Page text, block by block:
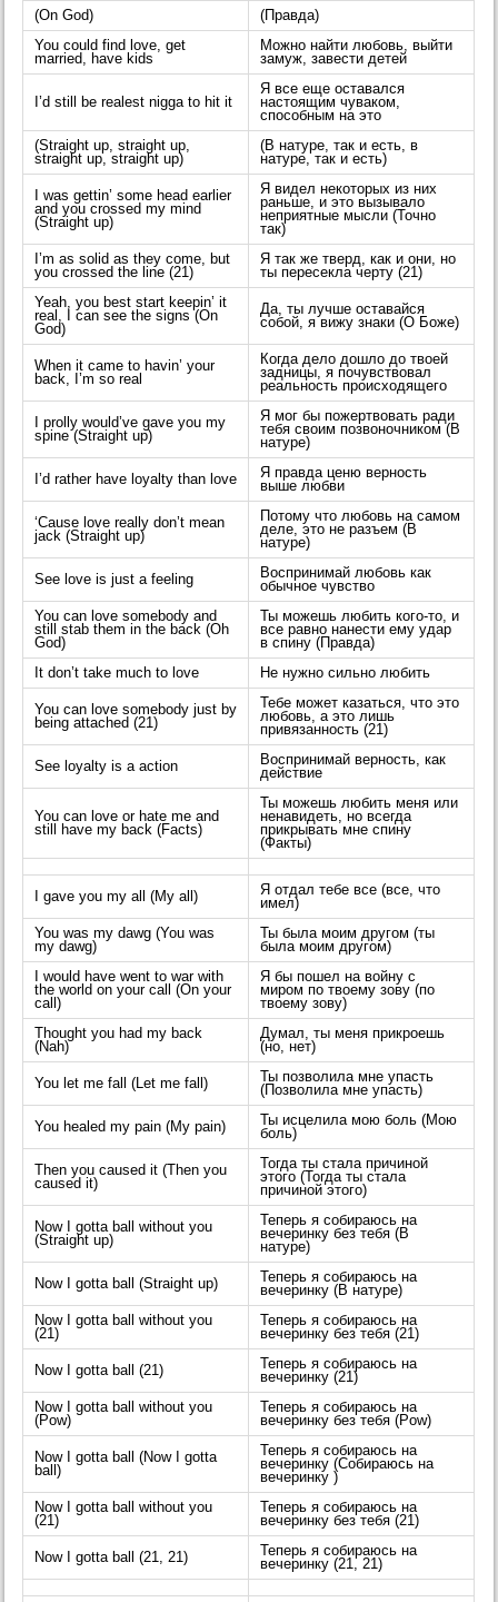
(On God)
(Правда)
You could find love, get
married, have kids
Можно найти любовь, выйти
замуж, завести детей
I’d still be realest nigga to hit it
Я все еще оставался
настоящим чуваком,
способным на это
(Straight up, straight up,
straight up, straight up)
(В натуре, так и есть, в
натуре, так и есть)
I was gettin’ some head earlier
and you crossed my mind
(Straight up)
Я видел некоторых из них
раньше, и это вызывало
неприятные мысли (Точно
так)
I’m as solid as they come, but
you crossed the line (21)
Я так же тверд, как и они, но
ты пересекла черту (21)
Yeah, you best start keepin’ it
real, I can see the signs (On
God)
Да, ты лучше оставайся
собой, я вижу знаки (О Боже)
When it came to havin’ your
back, I’m so real
Когда дело дошло до твоей
задницы, я почувствовал
реальность происходящего
I prolly would’ve gave you my
spine (Straight up)
Я мог бы пожертвовать ради
тебя своим позвоночником (В
натуре)
I’d rather have loyalty than love
Я правда ценю верность
выше любви
‘Cause love really don’t mean
jack (Straight up)
Потому что любовь на самом
деле, это не разъем (В
натуре)
See love is just a feeling
Воспринимай любовь как
обычное чувство
You can love somebody and
still stab them in the back (Oh
God)
Ты можешь любить кого-то, и
все равно нанести ему удар
в спину (Правда)
It don’t take much to love
Не нужно сильно любить
You can love somebody just by
being attached (21)
Тебе может казаться, что это
любовь, а это лишь
привязанность (21)
See loyalty is a action
Воспринимай верность, как
действие
You can love or hate me and
still have my back (Facts)
Ты можешь любить меня или
ненавидеть, но всегда
прикрывать мне спину
(Факты)
I gave you my all (My all)
Я отдал тебе все (все, что
имел)
You was my dawg (You was
my dawg)
Ты была моим другом (ты
была моим другом)
I would have went to war with
the world on your call (On your
call)
Я бы пошел на войну с
миром по твоему зову (по
твоему зову)
Thought you had my back
(Nah)
Думал, ты меня прикроешь
(но, нет)
You let me fall (Let me fall)
Ты позволила мне упасть
(Позволила мне упасть)
You healed my pain (My pain)
Ты исцелила мою боль (Мою
боль)
Then you caused it (Then you
caused it)
Тогда ты стала причиной
этого (Тогда ты стала
причиной этого)
Now I gotta ball without you
(Straight up)
Теперь я собираюсь на
вечеринку без тебя (В
натуре)
Now I gotta ball (Straight up)
Теперь я собираюсь на
вечеринку (В натуре)
Now I gotta ball without you
(21)
Теперь я собираюсь на
вечеринку без тебя (21)
Now I gotta ball (21)
Теперь я собираюсь на
вечеринку (21)
Now I gotta ball without you
(Pow)
Теперь я собираюсь на
вечеринку без тебя (Pow)
Now I gotta ball (Now I gotta
ball)
Теперь я собираюсь на
вечеринку (Собираюсь на
вечеринку )
Now I gotta ball without you
(21)
Теперь я собираюсь на
вечеринку без тебя (21)
Now I gotta ball (21, 21)
Теперь я собираюсь на
вечеринку (21, 21)